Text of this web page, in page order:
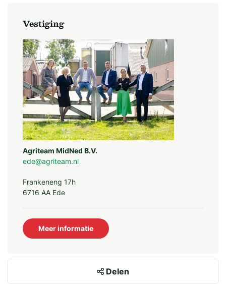
Vestiging
Agriteam MidNed B.V.
ede@agriteam.nl
Frankeneng 17h
6716 AA Ede
Meer informatie
Delen